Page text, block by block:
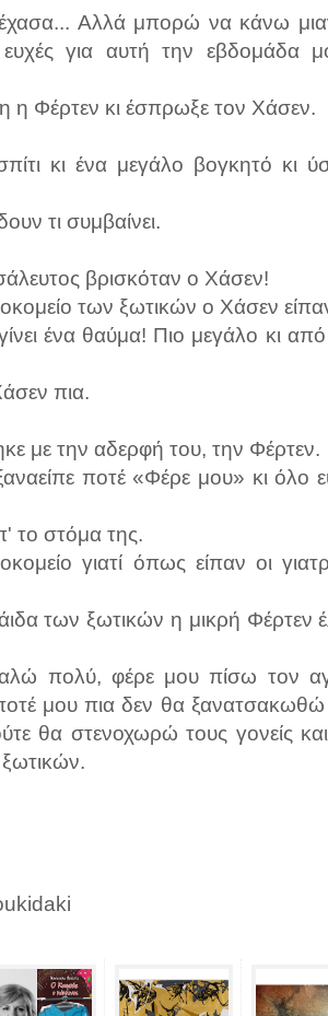
Αλλά μπορώ να κάνω
για αυτή την εβδομάδα
η Φέρτεν κι έσπρωξε τον Χάσεν.
κι ένα μεγάλο βογκητό κι
τι συμβαίνει.
βρισκόταν ο Χάσεν!
των ξωτικών ο Χάσεν είπαν
ένα θαύμα! Πιο μεγάλο κι από
πια.
με την αδερφή του, την Φέρτεν.
ποτέ «Φέρε μου» κι όλο
το στόμα της.
γιατί όπως είπαν οι
των ξωτικών η μικρή Φέρτεν
πολύ, φέρε μου πίσω τον
μου πια δεν θα ξανατσακωθώ
θα στενοχωρώ τους γονείς